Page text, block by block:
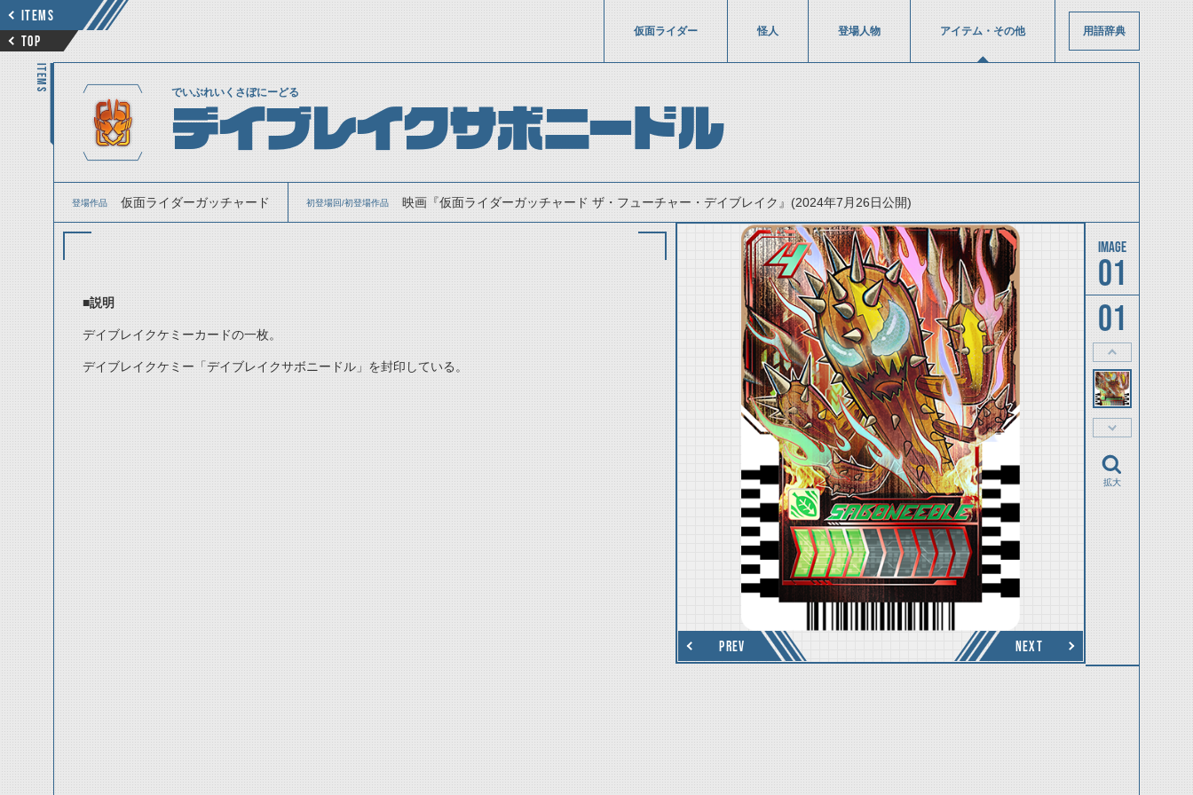
ITEMS
TOP
仮面ライダー 怪人 登場人物 アイテム・その他 用語辞典
ITEMS
でいぶれいくさぼにーどる
デイブレイクサボニードル
登場作品 仮面ライダーガッチャード 初登場回/初登場作品 映画『仮面ライダーガッチャード ザ・フューチャー・デイブレイク』(2024年7月26日公開)
■説明
デイブレイクケミーカードの一枚。
デイブレイクケミー「デイブレイクサボニードル」を封印している。
PREV NEXT
01
01
拡大